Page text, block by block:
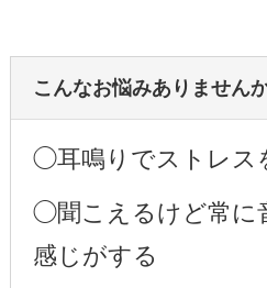
こんなお悩みありません
◯耳鳴りでストレス
◯聞こえるけど常に
感じがする